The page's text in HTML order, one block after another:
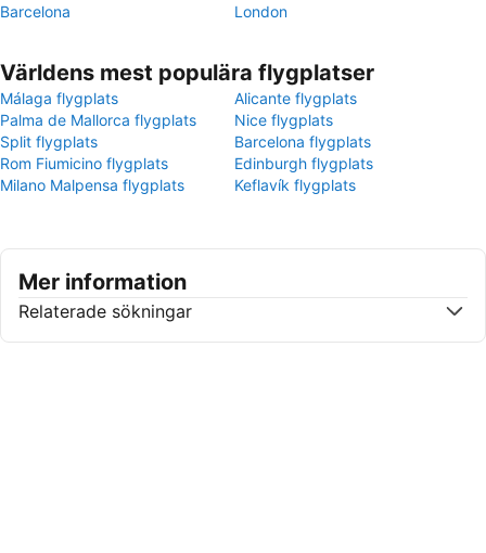
Barcelona
London
Världens mest populära flygplatser
Málaga flygplats
Alicante flygplats
Palma de Mallorca flygplats
Nice flygplats
Split flygplats
Barcelona flygplats
Rom Fiumicino flygplats
Edinburgh flygplats
Milano Malpensa flygplats
Keflavík flygplats
Mer information
Relaterade sökningar